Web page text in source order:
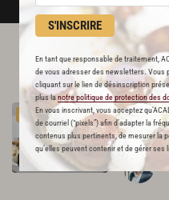
S'INSCRIRE
En tant que responsable de traitement,
de vous adresser des newsletters. Vous
cliquant sur le lien de désinscription
plus lanotre politique de protection des
En vous inscrivant, vous acceptez
de courriel (“pixels”) afin d’adapter la
contenus plus pertinents, de mesurer la
qu’elles peuvent contenir et de gérer ses
PREMIUM Saladede
291